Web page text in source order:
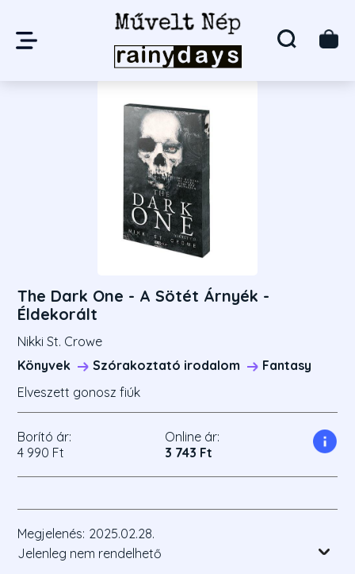
The Dark One - A Sötét Árnyék -
Éldekorált
Nikki St. Crowe
Könyvek
Szórakoztató irodalom
Fantasy
Elveszett gonosz fiúk
Borító ár:
4 990 Ft
Online ár:
3 743 Ft
Megjelenés: 2025.02.28.
Jelenleg nem rendelhető